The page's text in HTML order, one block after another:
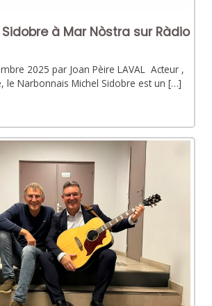
Sidobre à Mar Nòstra sur Ràdio
2025 par Joan Pèire LAVAL Acteur ,
le Narbonnais Michel Sidobre est un […]